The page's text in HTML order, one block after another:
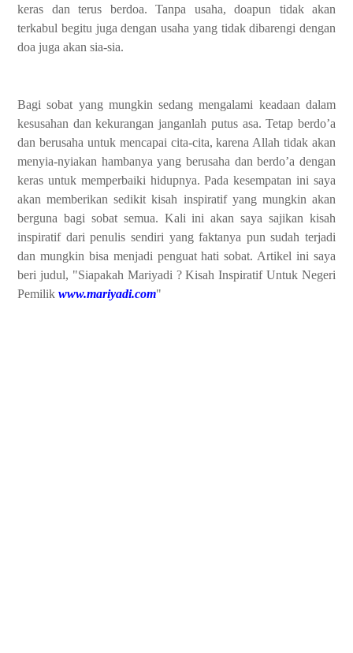
keras dan terus berdoa. Tanpa usaha, doapun tidak akan
terkabul begitu juga dengan usaha yang tidak dibarengi dengan
doa juga akan sia-sia.
Bagi sobat yang mungkin sedang mengalami keadaan dalam
kesusahan dan kekurangan janganlah putus asa. Tetap berdo’a
dan berusaha untuk mencapai cita-cita, karena Allah tidak akan
menyia-nyiakan hambanya yang berusaha dan berdo’a dengan
keras untuk memperbaiki hidupnya. Pada kesempatan ini saya
akan memberikan sedikit kisah inspiratif yang mungkin akan
berguna bagi sobat semua. Kali ini akan saya sajikan kisah
inspiratif dari penulis sendiri yang faktanya pun sudah terjadi
dan mungkin bisa menjadi penguat hati sobat. Artikel ini saya
beri judul, "Siapakah Mariyadi ? Kisah Inspiratif Untuk Negeri
Pemilik www.mariyadi.com"